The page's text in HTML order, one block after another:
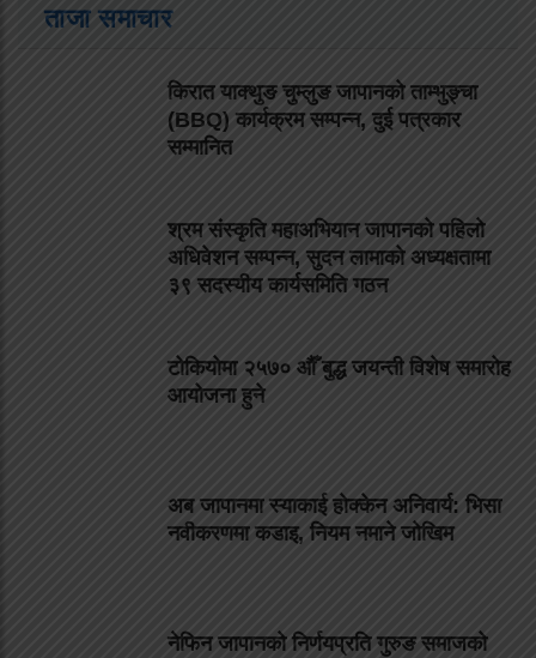
ताजा समाचार
किरात याक्थुङ चुम्लुङ जापानको ताम्भुङ्चा
(BBQ) कार्यक्रम सम्पन्न, दुई पत्रकार
सम्मानित
श्रम संस्कृति महाअभियान जापानको पहिलो
अधिवेशन सम्पन्न, सुदन लामाको अध्यक्षतामा
३९ सदस्यीय कार्यसमिति गठन
टोकियोमा २५७० औँ बुद्ध जयन्ती विशेष समारोह
आयोजना हुने
अब जापानमा स्याकाई होक्केन अनिवार्य: भिसा
नवीकरणमा कडाइ, नियम नमाने जोखिम
नेफिन जापानको निर्णयप्रति गुरुङ समाजको